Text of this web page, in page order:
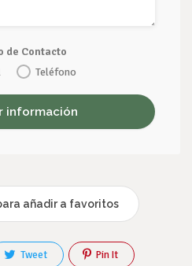
de Contacto
Teléfono
añadir a favoritos
Tweet Pin It